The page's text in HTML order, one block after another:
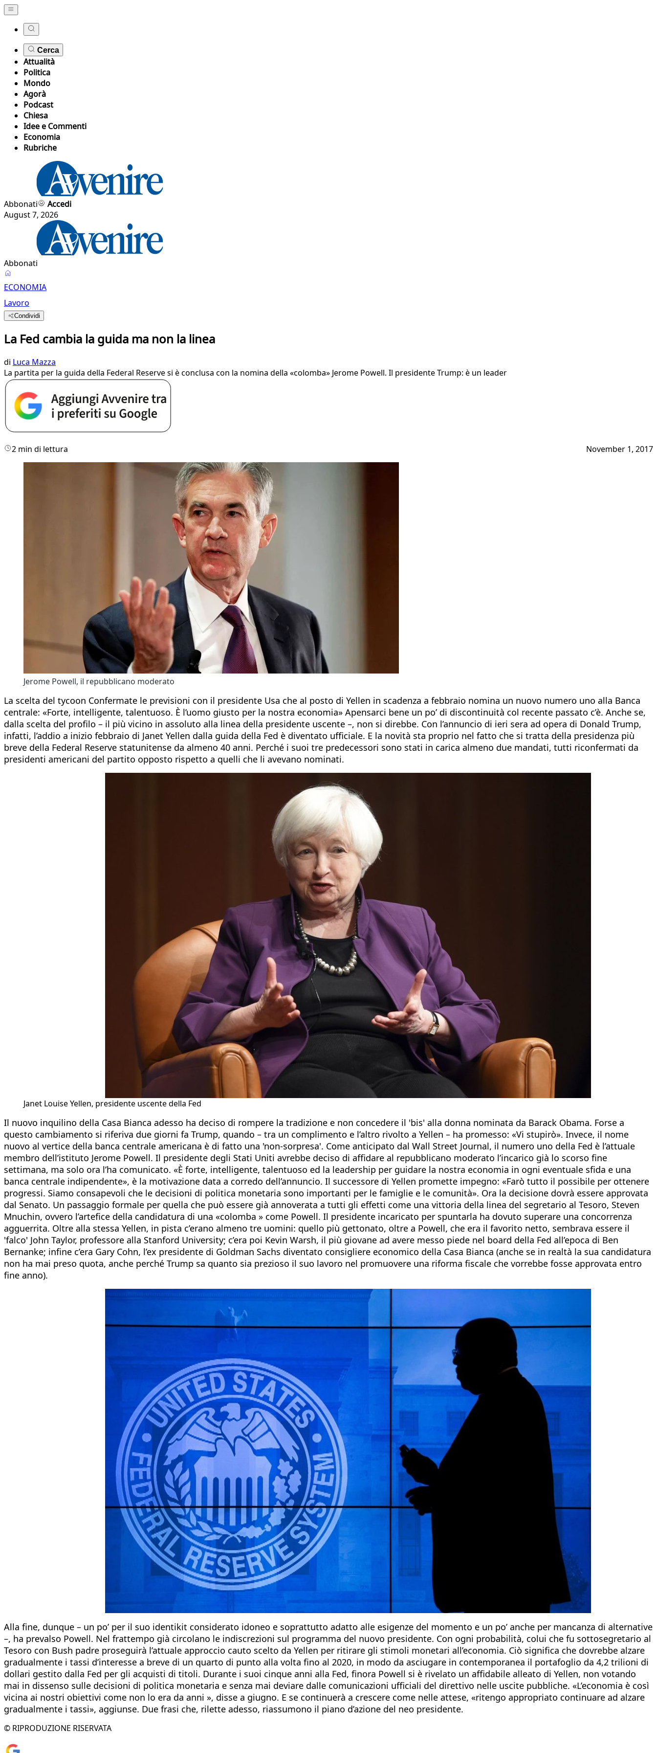
Cerca
Attualità
Politica
Mondo
Agorà
Podcast
Chiesa
Idee e Commenti
Economia
Rubriche
Abbonati
Accedi
August 7, 2026
Abbonati
ECONOMIA
Lavoro
Condividi
La Fed cambia la guida ma non la linea
di Luca Mazza
La partita per la guida della Federal Reserve si è conclusa con la nomina della «colomba» Jerome Powell. Il presidente Trump: è un leader
2 min di lettura November 1, 2017
Jerome Powell, il repubblicano moderato
La scelta del tycoon Confermate le previsioni con il presidente Usa che al posto di Yellen in scadenza a febbraio nomina un nuovo numero uno alla Banca
centrale: «Forte, intelligente, talentuoso. È l’uomo giusto per la nostra economia» Apensarci bene un po’ di discontinuità col recente passato c’è. Anche se,
dalla scelta del profilo – il più vicino in assoluto alla linea della presidente uscente –, non si direbbe. Con l’annuncio di ieri sera ad opera di Donald Trump,
infatti, l’addio a inizio febbraio di Janet Yellen dalla guida della Fed è diventato ufficiale. E la novità sta proprio nel fatto che si tratta della presidenza più
breve della Federal Reserve statunitense da almeno 40 anni. Perché i suoi tre predecessori sono stati in carica almeno due mandati, tutti riconfermati da
presidenti americani del partito opposto rispetto a quelli che li avevano nominati.
Janet Louise Yellen, presidente uscente della Fed
Il nuovo inquilino della Casa Bianca adesso ha deciso di rompere la tradizione e non concedere il 'bis' alla donna nominata da Barack Obama. Forse a
questo cambiamento si riferiva due giorni fa Trump, quando – tra un complimento e l’altro rivolto a Yellen – ha promesso: «Vi stupirò». Invece, il nome
nuovo al vertice della banca centrale americana è di fatto una 'non-sorpresa'. Come anticipato dal Wall Street Journal, il numero uno della Fed è l’attuale
membro dell’istituto Jerome Powell. Il presidente degli Stati Uniti avrebbe deciso di affidare al repubblicano moderato l’incarico già lo scorso fine
settimana, ma solo ora l’ha comunicato. «È forte, intelligente, talentuoso ed la leadership per guidare la nostra economia in ogni eventuale sfida e una
banca centrale indipendente», è la motivazione data a corredo dell’annuncio. Il successore di Yellen promette impegno: «Farò tutto il possibile per ottenere
progressi. Siamo consapevoli che le decisioni di politica monetaria sono importanti per le famiglie e le comunità». Ora la decisione dovrà essere approvata
dal Senato. Un passaggio formale per quella che può essere già annoverata a tutti gli effetti come una vittoria della linea del segretario al Tesoro, Steven
Mnuchin, ovvero l’artefice della candidatura di una «colomba » come Powell. Il presidente incaricato per spuntarla ha dovuto superare una concorrenza
agguerrita. Oltre alla stessa Yellen, in pista c’erano almeno tre uomini: quello più gettonato, oltre a Powell, che era il favorito netto, sembrava essere il
'falco' John Taylor, professore alla Stanford University; c’era poi Kevin Warsh, il più giovane ad avere messo piede nel board della Fed all’epoca di Ben
Bernanke; infine c’era Gary Cohn, l’ex presidente di Goldman Sachs diventato consigliere economico della Casa Bianca (anche se in realtà la sua candidatura
non ha mai preso quota, anche perché Trump sa quanto sia prezioso il suo lavoro nel promuovere una riforma fiscale che vorrebbe fosse approvata entro
fine anno).
Alla fine, dunque – un po’ per il suo identikit considerato idoneo e soprattutto adatto alle esigenze del momento e un po’ anche per mancanza di alternative
–, ha prevalso Powell. Nel frattempo già circolano le indiscrezioni sul programma del nuovo presidente. Con ogni probabilità, colui che fu sottosegretario al
Tesoro con Bush padre proseguirà l’attuale approccio cauto scelto da Yellen per ritirare gli stimoli monetari all’economia. Ciò significa che dovrebbe alzare
gradualmente i tassi d’interesse a breve di un quarto di punto alla volta fino al 2020, in modo da asciugare in contemporanea il portafoglio da 4,2 trilioni di
dollari gestito dalla Fed per gli acquisti di titoli. Durante i suoi cinque anni alla Fed, finora Powell si è rivelato un affidabile alleato di Yellen, non votando
mai in dissenso sulle decisioni di politica monetaria e senza mai deviare dalle comunicazioni ufficiali del direttivo nelle uscite pubbliche. «L’economia è così
vicina ai nostri obiettivi come non lo era da anni », disse a giugno. E se continuerà a crescere come nelle attese, «ritengo appropriato continuare ad alzare
gradualmente i tassi», aggiunse. Due frasi che, rilette adesso, riassumono il piano d’azione del neo presidente.
© RIPRODUZIONE RISERVATA